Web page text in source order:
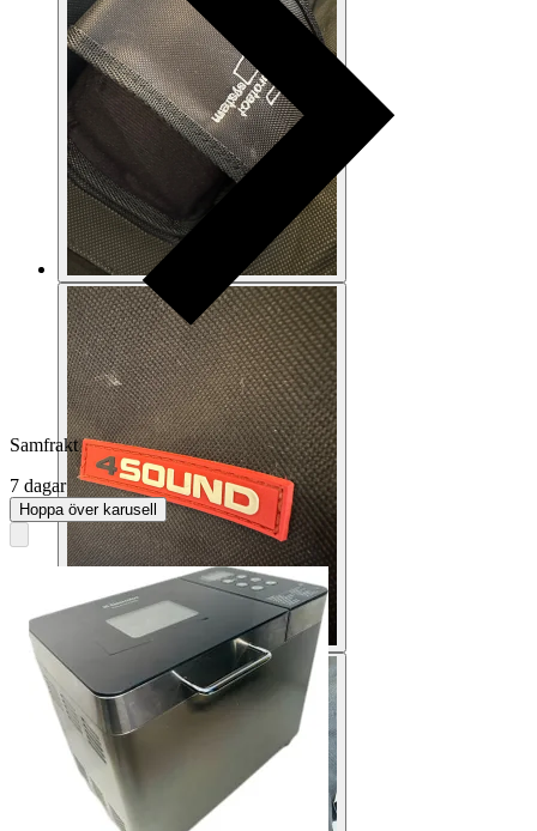
Samfrakt
7 dagar
Hoppa över karusell